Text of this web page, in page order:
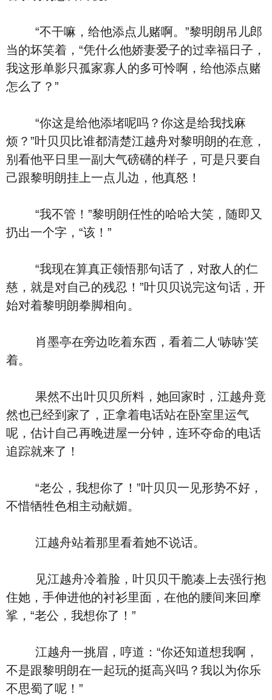
“不干嘛，给他添点儿赌啊。”黎明朗吊儿郎
当的坏笑着，“凭什么他娇妻爱子的过幸福日子，
我这形单影只孤家寡人的多可怜啊，给他添点赌
怎么了？”
“你这是给他添堵呢吗？你这是给我找麻
烦？”叶贝贝比谁都清楚江越舟对黎明朗的在意，
别看他平日里一副大气磅礴的样子，可是只要自
己跟黎明朗挂上一点儿边，他真怒！
“我不管！”黎明朗任性的哈哈大笑，随即又
扔出一个字，“该！”
“我现在算真正领悟那句话了，对敌人的仁
慈，就是对自己的残忍！”叶贝贝说完这句话，开
始对着黎明朗拳脚相向。
肖墨亭在旁边吃着东西，看着二人‘哧哧’笑
着。
果然不出叶贝贝所料，她回家时，江越舟竟
然也已经到家了，正拿着电话站在卧室里运气
呢，估计自己再晚进屋一分钟，连环夺命的电话
追踪就来了！
“老公，我想你了！”叶贝贝一见形势不好，
不惜牺牲色相主动献媚。
江越舟站着那里看着她不说话。
见江越舟冷着脸，叶贝贝干脆凑上去强行抱
住她，手伸进他的衬衫里面，在他的腰间来回摩
挲，“老公，我想你了！”
江越舟一挑眉，哼道：“你还知道想我啊，
不是跟黎明朗在一起玩的挺高兴吗？我以为你乐
不思蜀了呢！”